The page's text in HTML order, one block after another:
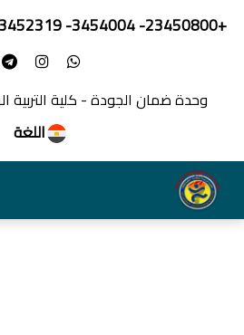
+23450800- 3454004- 3452319/ 040
وحدة ضمان الجودة - كلية التربية
اللغة